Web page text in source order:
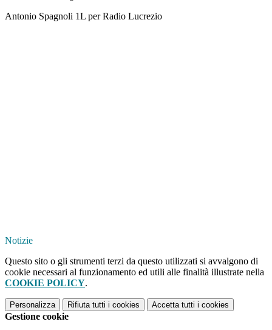
Antonio Spagnoli 1L per Radio Lucrezio
Notizie
Questo sito o gli strumenti terzi da questo utilizzati si avvalgono di
cookie necessari al funzionamento ed utili alle finalità illustrate nella
COOKIE POLICY.
Personalizza Rifiuta tutti i cookies Accetta tutti i cookies
Gestione cookie